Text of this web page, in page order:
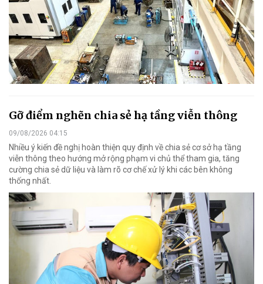
Gỡ điểm nghẽn chia sẻ hạ tầng viễn thông
09/08/2026 04:15
Nhiều ý kiến đề nghị hoàn thiện quy định về chia sẻ cơ sở hạ tầng
viễn thông theo hướng mở rộng phạm vi chủ thể tham gia, tăng
cường chia sẻ dữ liệu và làm rõ cơ chế xử lý khi các bên không
thống nhất.